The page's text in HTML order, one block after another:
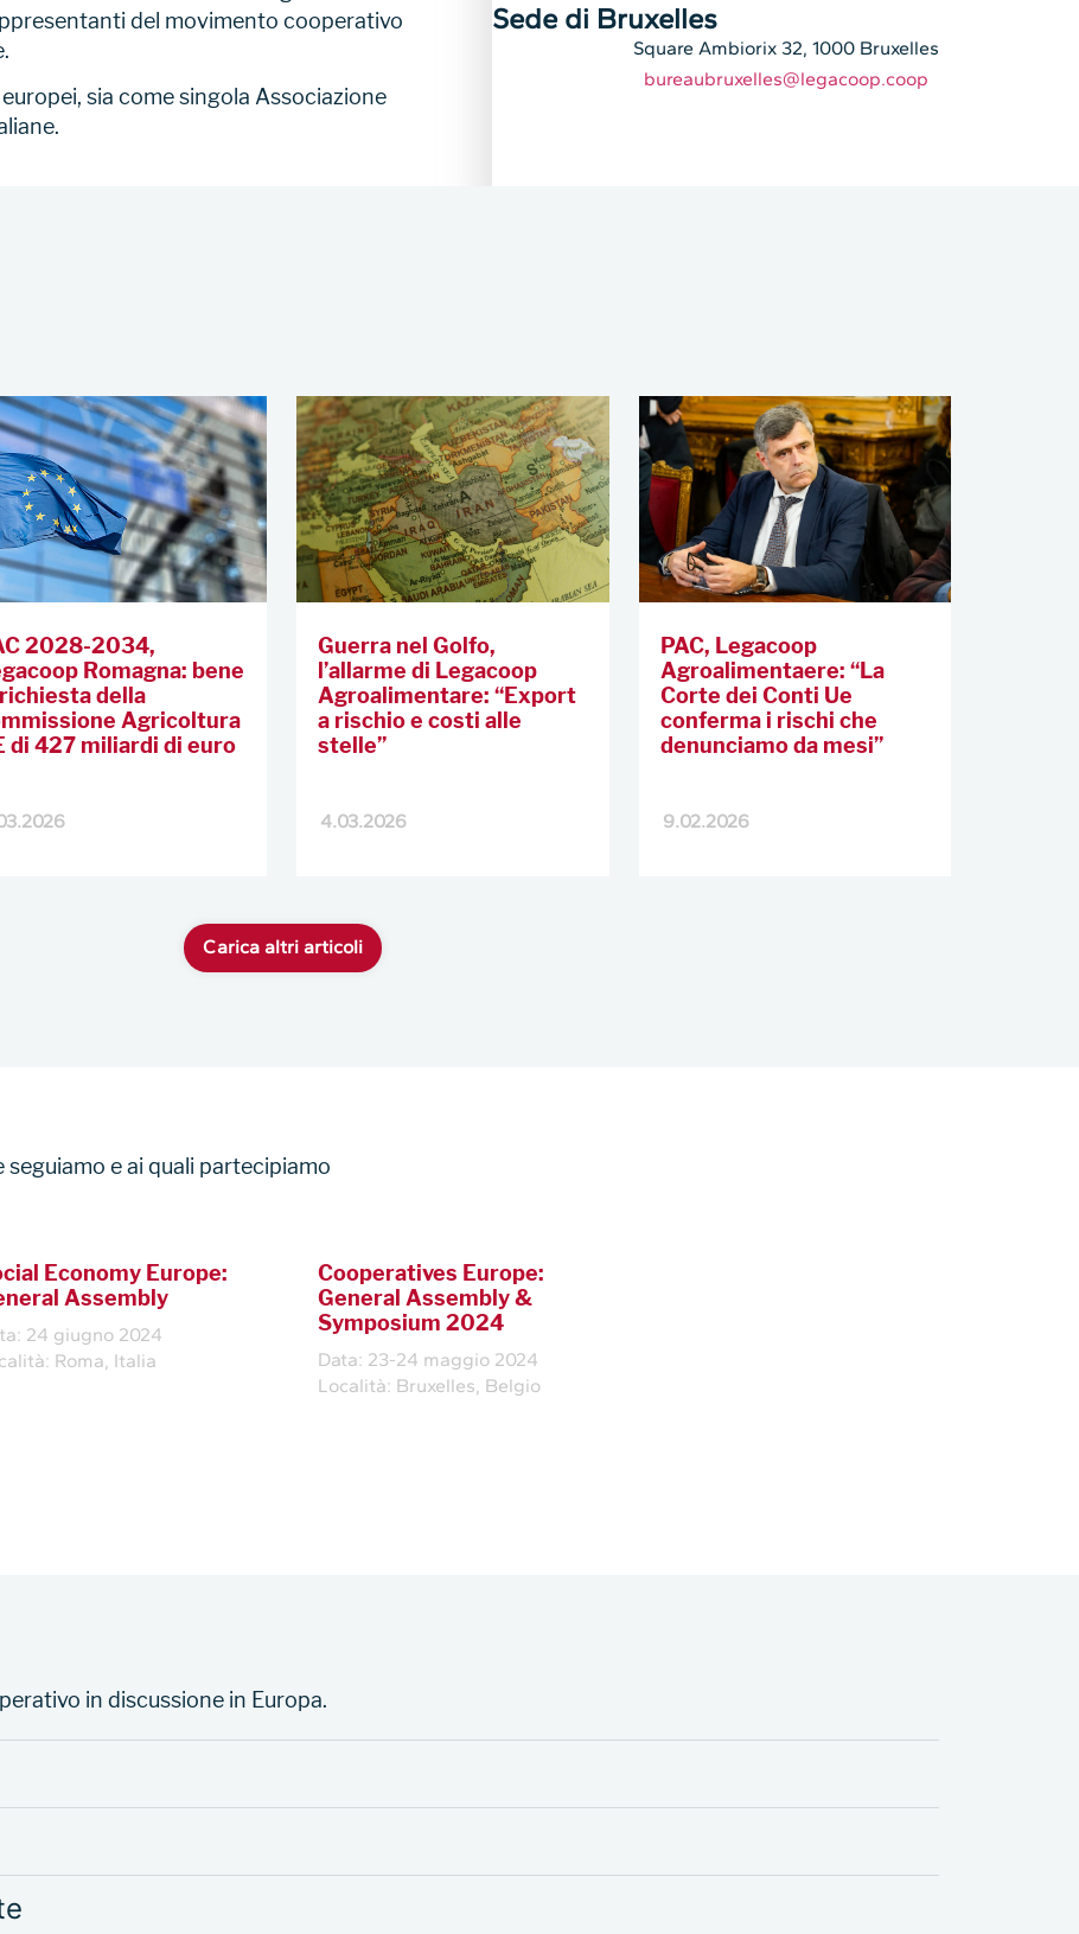
del movimento cooperativo
sia come singola Associazione
Sede di Bruxelles
Square Ambiorix 32, 1000 Bruxelles
bureaubruxelles@legacoop.coop
2028-2034,
Romagna: bene
della
Agricoltura
di 427 miliardi di euro
Guerra nel Golfo,
l’allarme di Legacoop
Agroalimentare: “Export
a rischio e costi alle
stelle”
4.03.2026
PAC, Legacoop
Agroalimentaere: “La
Corte dei Conti Ue
conferma i rischi che
denunciamo da mesi”
9.02.2026
Carica altri articoli
e ai quali partecipiamo
Economy Europe:
Assembly
24 giugno 2024
Roma, Italia
Cooperatives Europe:
General Assembly &
Symposium 2024
Data: 23-24 maggio 2024
Località: Bruxelles, Belgio
in discussione in Europa.